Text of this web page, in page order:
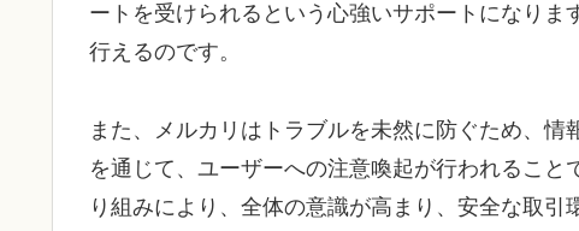
ートを受けられるという心強いサポートになり
行えるのです。
また、メルカリはトラブルを未然に防ぐため、
を通じて、ユーザーへの注意喚起が行われるこ
り組みにより、全体の意識が高まり、安全な取引